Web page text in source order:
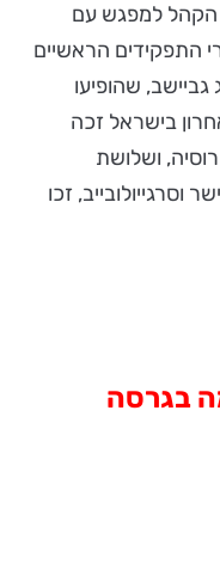
2015, הוזמן הקהל למפגש עם
התפקידים הראשיים
שהופיעו
בישראל זכה
ושלושת
וסרגייולובייב, זכו
בגרסה